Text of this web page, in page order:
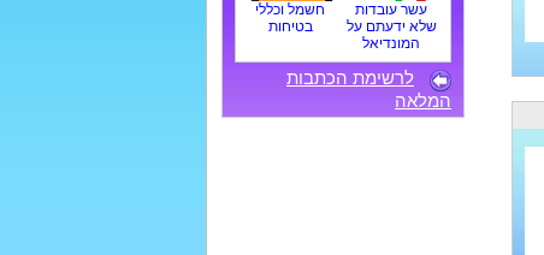
עשר עובדות
שלא ידעתם על
המונדיאל
חשמל וכללי
בטיחות
לרשימת הכתבות
המלאה